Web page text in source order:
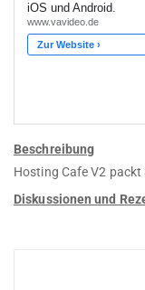
Beschreibung
Hosting Cafe V2 packt
Diskussionen und